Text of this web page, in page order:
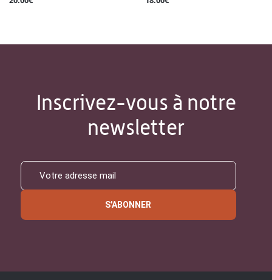
Inscrivez-vous à notre
newsletter
S'ABONNER